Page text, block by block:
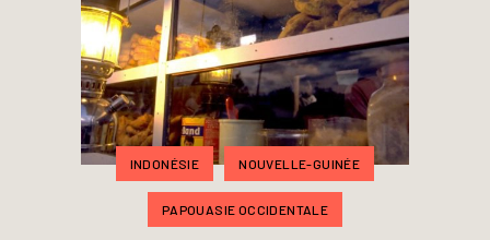
INDONÉSIE NOUVELLE-GUINÉE
PAPOUASIE OCCIDENTALE